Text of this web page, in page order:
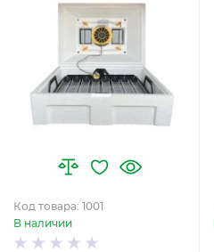
Код товара: 1001
В наличии